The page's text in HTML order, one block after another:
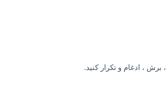
، ادغام و تکرار کنید.